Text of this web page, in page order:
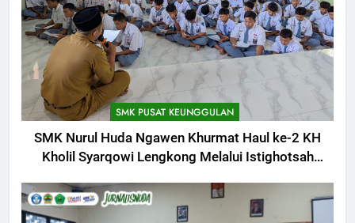
SMK PUSAT KEUNGGULAN
SMK Nurul Huda Ngawen Khurmat Haul ke-2 KH
Kholil Syarqowi Lengkong Melalui Istighotsah